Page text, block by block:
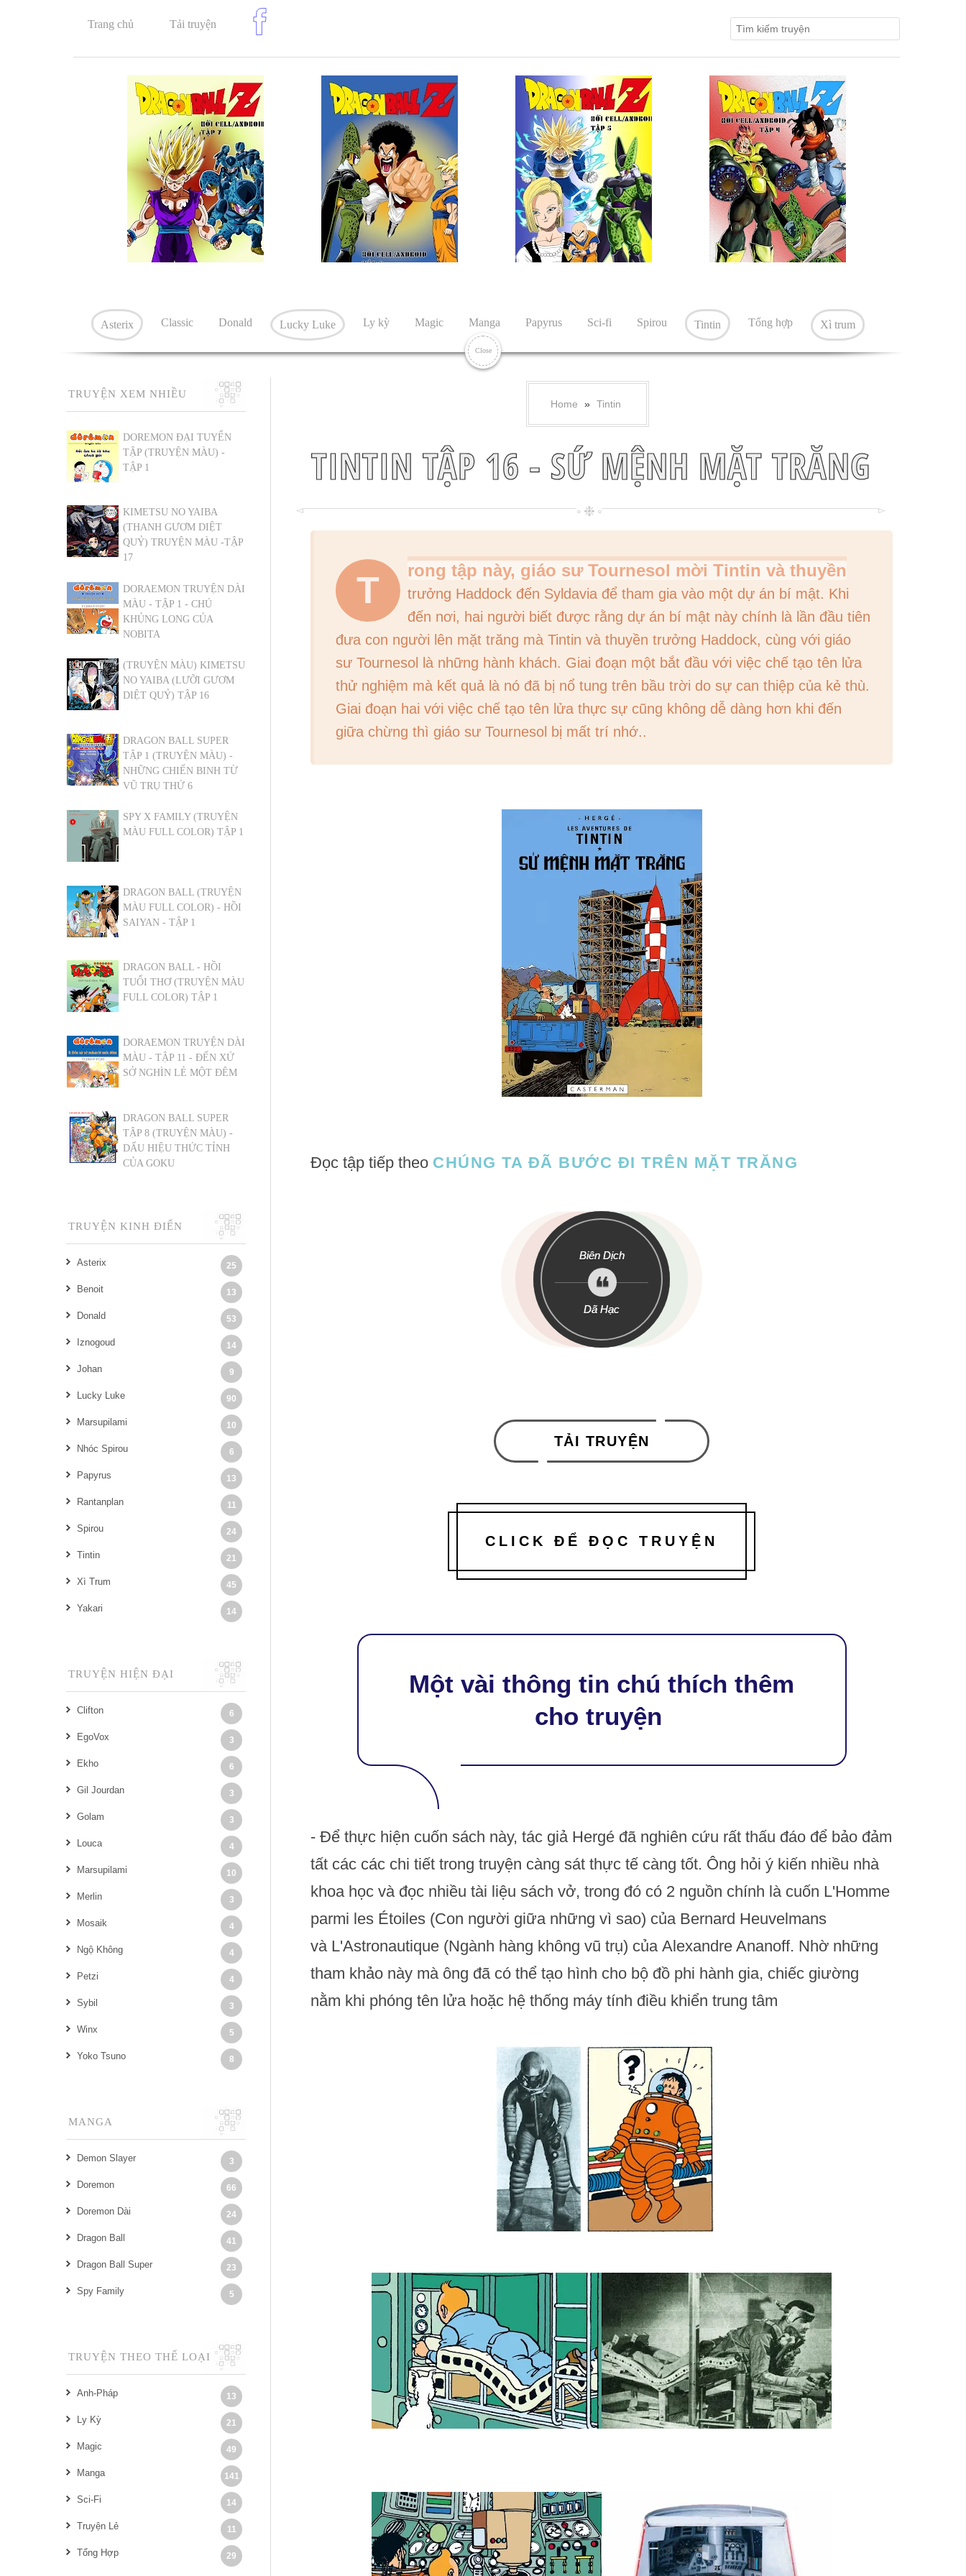
Trang chủ Tải truyện
Asterix Classic Donald Lucky Luke Ly kỳ Magic Manga Papyrus Sci-fi Spirou Tintin Tổng hợp Xì trum
Close
Home » Tintin
TINTIN TẬP 16 - SỨ MỆNH MẶT TRĂNG
T rong tập này, giáo sư Tournesol mời Tintin và thuyền
trưởng Haddock đến Syldavia để tham gia vào một dự án bí mật. Khi
đến nơi, hai người biết được rằng dự án bí mật này chính là lần đầu tiên
đưa con người lên mặt trăng mà Tintin và thuyền trưởng Haddock, cùng với giáo
sư Tournesol là những hành khách. Giai đoạn một bắt đầu với việc chế tạo tên lửa
thử nghiệm mà kết quả là nó đã bị nổ tung trên bầu trời do sự can thiệp của kẻ thù.
Giai đoạn hai với việc chế tạo tên lửa thực sự cũng không dễ dàng hơn khi đến
giữa chừng thì giáo sư Tournesol bị mất trí nhớ..
Đọc tập tiếp theo CHÚNG TA ĐÃ BƯỚC ĐI TRÊN MẶT TRĂNG
Biên Dịch
Dã Hạc
TẢI TRUYỆN
CLICK ĐỂ ĐỌC TRUYỆN
Một vài thông tin chú thích thêm
cho truyện
- Để thực hiện cuốn sách này, tác giả Hergé đã nghiên cứu rất thấu đáo để bảo đảm
tất các các chi tiết trong truyện càng sát thực tế càng tốt. Ông hỏi ý kiến nhiều nhà
khoa học và đọc nhiều tài liệu sách vở, trong đó có 2 nguồn chính là cuốn L'Homme
parmi les Étoiles (Con người giữa những vì sao) của Bernard Heuvelmans
và L'Astronautique (Ngành hàng không vũ trụ) của Alexandre Ananoff. Nhờ những
tham khảo này mà ông đã có thể tạo hình cho bộ đồ phi hành gia, chiếc giường
nằm khi phóng tên lửa hoặc hệ thống máy tính điều khiển trung tâm
TRUYỆN XEM NHIỀU
DOREMON ĐẠI TUYỂN
TẬP (TRUYỆN MÀU) -
TẬP 1
KIMETSU NO YAIBA
(THANH GƯƠM DIỆT
QUỶ) TRUYỆN MÀU -TẬP
17
DORAEMON TRUYỆN DÀI
MÀU - TẬP 1 - CHÚ
KHỦNG LONG CỦA
NOBITA
(TRUYỆN MÀU) KIMETSU
NO YAIBA (LƯỠI GƯƠM
DIỆT QUỶ) TẬP 16
DRAGON BALL SUPER
TẬP 1 (TRUYỆN MÀU) -
NHỮNG CHIẾN BINH TỪ
VŨ TRỤ THỨ 6
SPY X FAMILY (TRUYỆN
MÀU FULL COLOR) TẬP 1
DRAGON BALL (TRUYỆN
MÀU FULL COLOR) - HỒI
SAIYAN - TẬP 1
DRAGON BALL - HỒI
TUỔI THƠ (TRUYỆN MÀU
FULL COLOR) TẬP 1
DORAEMON TRUYỆN DÀI
MÀU - TẬP 11 - ĐẾN XỨ
SỞ NGHÌN LẺ MỘT ĐÊM
DRAGON BALL SUPER
TẬP 8 (TRUYỆN MÀU) -
DẤU HIỆU THỨC TỈNH
CỦA GOKU
TRUYỆN KINH ĐIỂN
Asterix 25
Benoit 13
Donald 53
Iznogoud 14
Johan 9
Lucky Luke 90
Marsupilami 10
Nhóc Spirou 6
Papyrus 13
Rantanplan 11
Spirou 24
Tintin 21
Xì Trum 45
Yakari 14
TRUYỆN HIỆN ĐẠI
Clifton 6
EgoVox 3
Ekho 6
Gil Jourdan 3
Golam 3
Louca 4
Marsupilami 10
Merlin 3
Mosaik 4
Ngộ Không 4
Petzi 4
Sybil 3
Winx 5
Yoko Tsuno 8
MANGA
Demon Slayer 3
Doremon 66
Doremon Dài 24
Dragon Ball 41
Dragon Ball Super 23
Spy Family 5
TRUYỆN THEO THỂ LOẠI
Anh-Pháp 13
Ly Kỳ 21
Magic 49
Manga 141
Sci-Fi 14
Truyện Lẻ 11
Tổng Hợp 29